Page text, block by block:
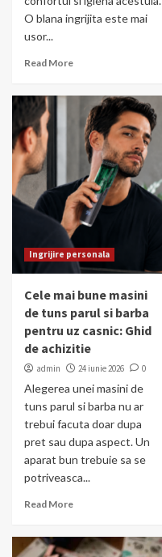
O blana ingrijita este mai
usor...
Read More
Ingrijire personala
Cele mai bune masini
de tuns parul si barba
pentru uz casnic: Ghid
de achizitie
admin 24 iunie 2026 0
Alegerea unei masini de
tuns parul si barba nu ar
trebui facuta doar dupa
pret sau dupa aspect. Un
aparat bun trebuie sa se
potriveasca...
Read More